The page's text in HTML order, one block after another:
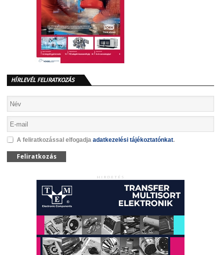
HÍRLEVÉL FELIRATKOZÁS
A feliratkozással elfogadja adatkezelési tájékoztatónkat.
Feliratkozás
HIRDETÉS